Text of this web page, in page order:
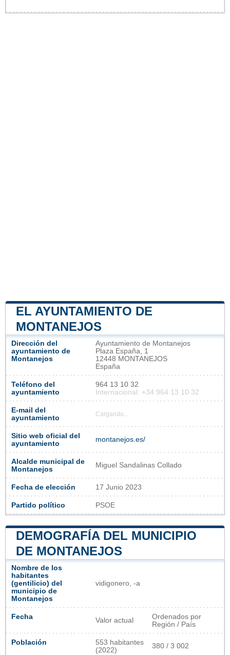
EL AYUNTAMIENTO DE
MONTANEJOS
Dirección del
ayuntamiento de
Montanejos
Ayuntamiento de Montanejos
Plaza España, 1
12448 MONTANEJOS
España
Teléfono del
ayuntamiento
964 13 10 32
Internacional: +34 964 13 10 32
E-mail del
ayuntamiento
Cargando...
Sitio web oficial del
ayuntamiento
montanejos.es/
Alcalde municipal de
Montanejos
Miguel Sandalinas Collado
Fecha de elección 17 Junio 2023
Partido político PSOE
DEMOGRAFÍA DEL MUNICIPIO
DE MONTANEJOS
Nombre de los
habitantes
(gentilicio) del
municipio de
Montanejos
vidigonero, -a
Fecha Valor actual
Ordenados por
Región / País
Población
553 habitantes
(2022)
380 / 3 002